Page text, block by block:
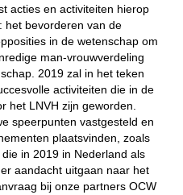
acties en activiteiten hierop
het bevorderen van de
in de wetenschap om
man-vrouwverdeling
2019 zal in het teken
activiteiten die in de
het LNVH zijn geworden.
speerpunten vastgesteld en
plaatsvinden, zoals
in 2019 in Nederland als
aandacht uitgaan naar het
bij onze partners OCW